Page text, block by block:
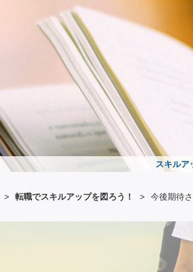
スキルア
> 転職でスキルアップを図ろう！ > 今後期待